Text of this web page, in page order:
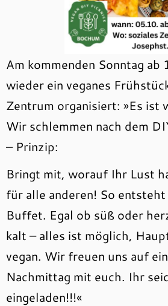
Am kommenden Sonntag ab
wieder ein veganes
Zentrum organisiert: »Es ist
Wir schlemmen nach dem
– Prinzip:
Bringt mit, worauf Ihr Lust
für alle anderen! So
Buffet. Egal ob süß oder
kalt – alles ist möglich,
vegan. Wir freuen uns auf
Nachmittag mit euch. Ihr
eingeladen!!!«